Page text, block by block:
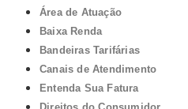
Área de Atuação
Baixa Renda
Bandeiras Tarifárias
Canais de Atendimento
Entenda Sua Fatura